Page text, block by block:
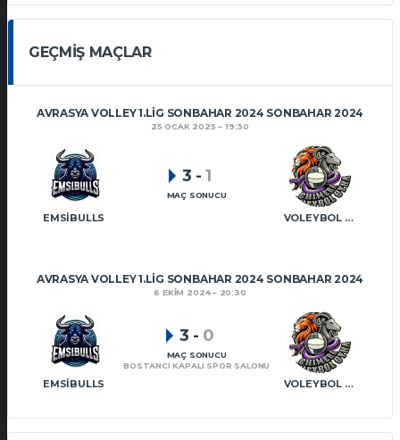
GEÇMIŞ MAÇLAR
AVRASYA VOLLEY 1.LIG SONBAHAR 2024 SONBAHAR 2024
25 OCAK 2025 19:30
EMSIBULLS VOLEYBOL OYNA CHIMERA
3 - 1
MAÇ SONUCU
AVRASYA VOLLEY 1.LIG SONBAHAR 2024 SONBAHAR 2024
6 EKIM 2024 20:30
EMSIBULLS VOLEYBOL OYNA CHIMERA
3 - 0
MAÇ SONUCU
BOSTANCI KAPALI SPOR SALONU